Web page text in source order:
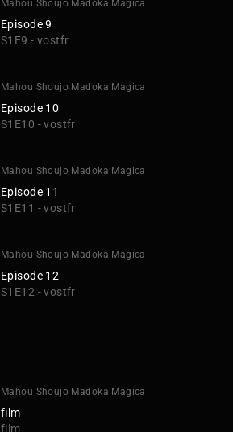
Mahou Shoujo Madoka Magica
Episode 9
S1E9 - vostfr
Mahou Shoujo Madoka Magica
Episode 10
S1E10 - vostfr
Mahou Shoujo Madoka Magica
Episode 11
S1E11 - vostfr
Mahou Shoujo Madoka Magica
Episode 12
S1E12 - vostfr
Mahou Shoujo Madoka Magica
film
film